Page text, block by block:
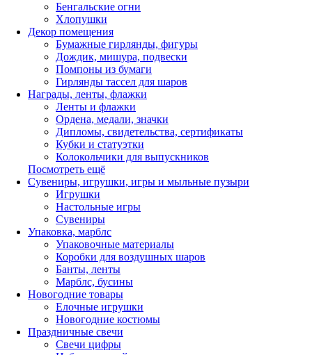
Бенгальские огни
Хлопушки
Декор помещения
Бумажные гирлянды, фигуры
Дождик, мишура, подвески
Помпоны из бумаги
Гирлянды тассел для шаров
Награды, ленты, флажки
Ленты и флажки
Ордена, медали, значки
Дипломы, свидетельства, сертификаты
Кубки и статуэтки
Колокольчики для выпускников
Посмотреть ещё
Сувениры, игрушки, игры и мыльные пузыри
Игрушки
Настольные игры
Сувениры
Упаковка, марблс
Упаковочные материалы
Коробки для воздушных шаров
Банты, ленты
Марблс, бусины
Новогодние товары
Елочные игрушки
Новогодние костюмы
Праздничные свечи
Свечи цифры